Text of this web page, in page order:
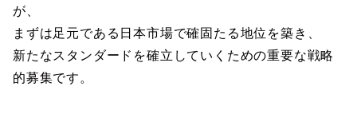
が、
まずは足元である日本市場で確固たる地位を築き、
新たなスタンダードを確立していくための重要な戦略
的募集です。